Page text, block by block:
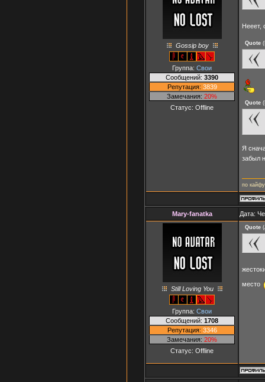
Gossip boy
Группа: Свои
Сообщений: 3390
Репутация: 3839
Замечания: 20%
Статус: Offline
Нееет,
Quote (
Quote (
Я
забыл
по кайфу
Mary-fanatka Дата:
Still Loving You
Группа: Свои
Сообщений: 1708
Репутация: 3346
Замечания: 20%
Статус: Offline
Quote (
место